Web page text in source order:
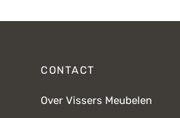
CONTACT
Over Vissers Meubelen